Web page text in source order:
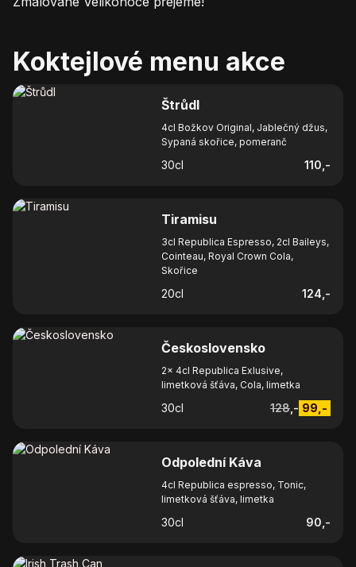
Koktejlové menu akce
Štrůdl
4cl Božkov Original, Jablečný džus,
Sypaná skořice, pomeranč
30cl 110 ,-
Tiramisu
3cl Republica Espresso, 2cl Baileys,
Cointeau, Royal Crown Cola,
Skořice
20cl 124 ,-
Československo
2x 4cl Republica Exlusive,
limetková šťáva, Cola, limetka
30cl 128,- 99 ,-
Odpolední Káva
4cl Republica espresso, Tonic,
limetková šťáva, limetka
30cl 90 ,-